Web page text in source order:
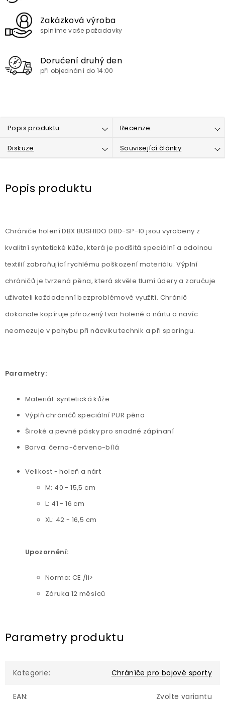
Zakázková výroba
splníme vaše požadavky
Doručení druhý den
při objednání do 14:00
Popis produktu Recenze
Diskuze Související články
Popis produktu
Chrániče holení DBX BUSHIDO DBD-SP-10 jsou vyrobeny z
kvalitní syntetické kůže, která je podšitá speciální a odolnou
textilií zabraňující rychlému poškození materiálu. Výplní
chráničů je tvrzená pěna, která skvěle tlumí údery a zaručuje
uživateli každodenní bezproblémové využití. Chránič
dokonale kopíruje přirozený tvar holeně a nártu a navíc
neomezuje v pohybu při nácviku technik a při sparingu.
Parametry:
Materiál: syntetická kůže
Výplň chráničů:speciální PUR pěna
Široké a pevné pásky pro snadné zápínaní
Barva: černo-červeno-bílá
Velikost - holeň a nárt
M: 40 - 15,5 cm
L: 41 - 16 cm
XL: 42 - 16,5 cm
Upozornění:
Norma: CE /li>
Záruka 12 měsíců
Parametry produktu
Kategorie: Chráníče pro bojové sporty
EAN: Zvolte variantu